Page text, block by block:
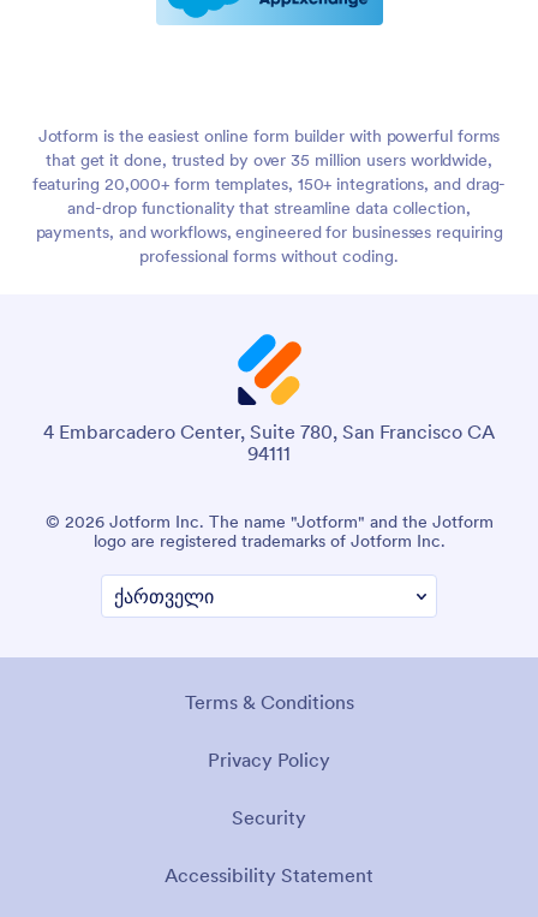
Jotform is the easiest online form builder with powerful forms
that get it done, trusted by over 35 million users worldwide,
featuring 20,000+ form templates, 150+ integrations, and drag-
and-drop functionality that streamline data collection,
payments, and workflows, engineered for businesses requiring
professional forms without coding.
4 Embarcadero Center, Suite 780, San Francisco CA
94111
© 2026 Jotform Inc. The name "Jotform" and the Jotform
logo are registered trademarks of Jotform Inc.
Terms & Conditions
Privacy Policy
Security
Accessibility Statement